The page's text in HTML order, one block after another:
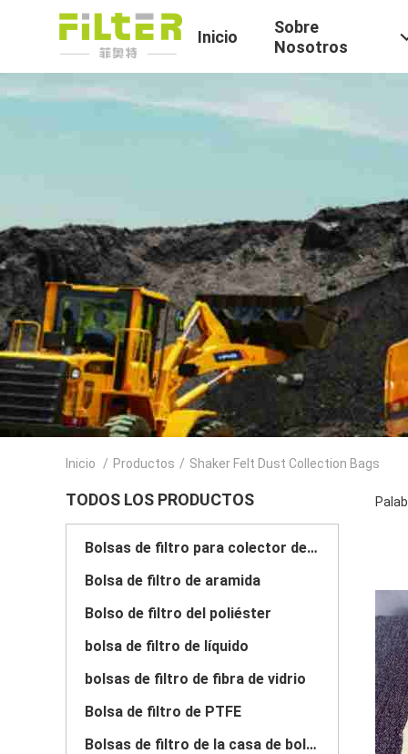
Inicio
Sobre
Nosotros
Inicio / Productos / Shaker Felt Dust Collection Bags
TODOS LOS PRODUCTOS
Bolsas de filtro para colector de polvo
Bolsa de filtro de aramida
Bolso de filtro del poliéster
bolsa de filtro de líquido
bolsas de filtro de fibra de vidrio
Bolsa de filtro de PTFE
Bolsas de filtro de la casa de bolsas